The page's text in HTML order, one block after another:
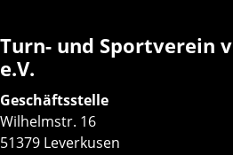
Turn- und Sportverein
e.V.
Geschäftsstelle
Wilhelmstr. 16
51379 Leverkusen